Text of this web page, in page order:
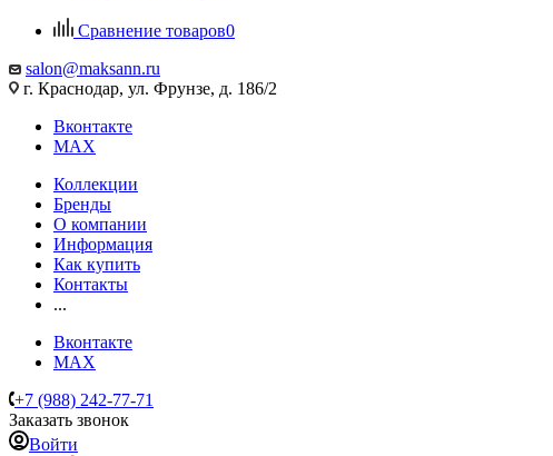
Сравнение товаров0
salon@maksann.ru
г. Краснодар, ул. Фрунзе, д. 186/2
Вконтакте
MAX
Коллекции
Бренды
О компании
Информация
Как купить
Контакты
...
Вконтакте
MAX
+7 (988) 242-77-71
Заказать звонок
Войти